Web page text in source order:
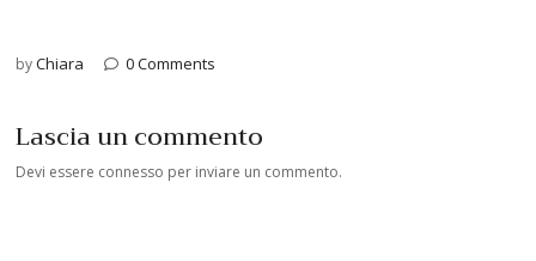
byChiara 0 Comments
Lascia un commento
Devi essere connesso per inviare un commento.